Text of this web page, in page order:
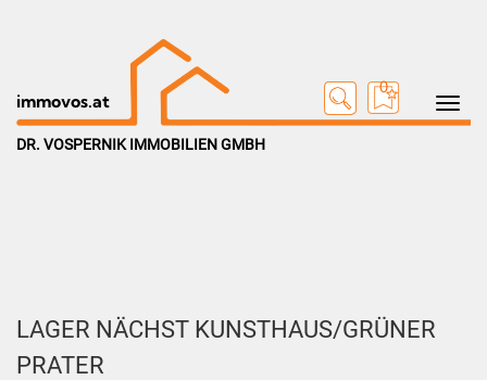
Toggle
immovos.at
0
DR. VOSPERNIK IMMOBILIEN GMBH
LAGER NÄCHST KUNSTHAUS/GRÜNER
PRATER